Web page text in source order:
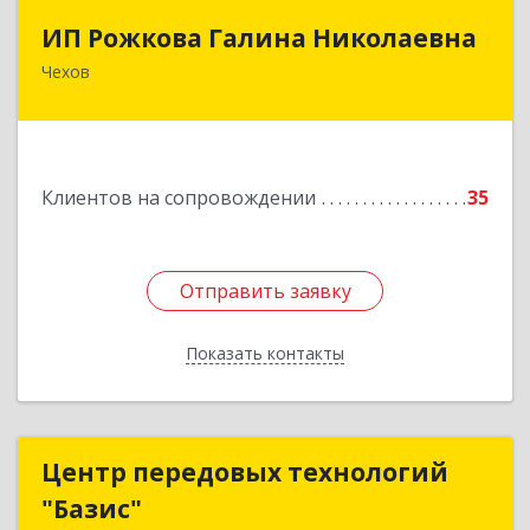
ИП Рожкова Галина Николаевна
Чехов
Клиентов на сопровождении 35
Отправить заявку
Показать контакты
142306, Московская обл, Чеховский р-н, Чехов
Отправить заявку
Назад
Центр передовых технологий
"Базис"
Центр передовых технологий